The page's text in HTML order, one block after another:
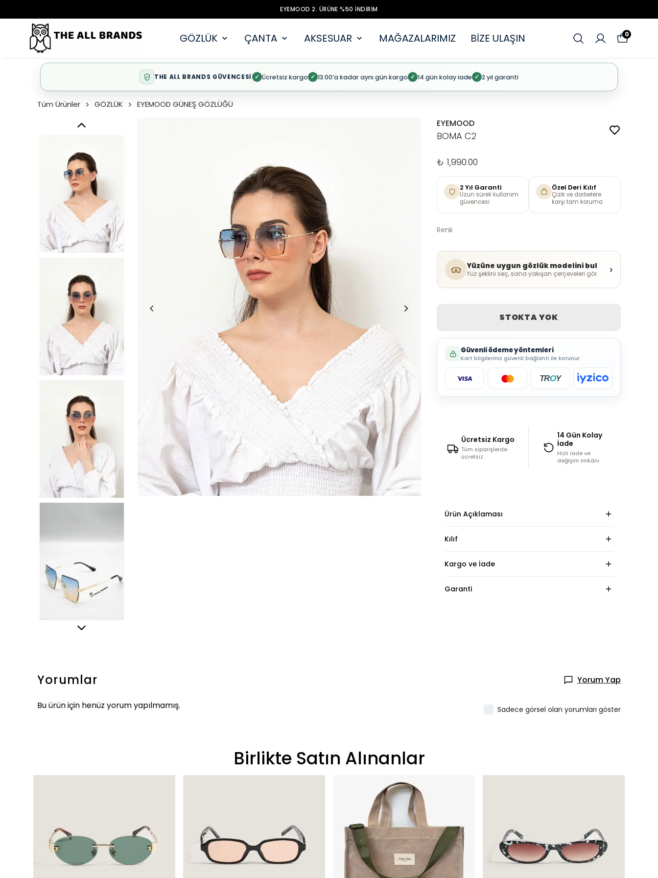
EYEMOOD 2. ÜRÜNE %50 İNDİRİM
GÖZLÜK ÇANTA AKSESUAR MAĞAZALARIMIZ BİZE ULAŞIN 0
THE ALL BRANDS GÜVENCESİ ✓ Ücretsiz kargo ✓ 13:00’a kadar aynı gün kargo ✓ 14 gün kolay iade ✓ 2 yıl garanti
Tüm Ürünler GÖZLÜK EYEMOOD GÜNEŞ GÖZLÜĞÜ
EYEMOOD
BOMA C2
₺ 1,990.00
2 Yıl Garanti
Uzun süreli kullanım
güvencesi
Özel Deri Kılıf
Çizik ve darbelere
karşı tam koruma
Renk
Yüzüne uygun gözlük modelini bul
Yüz şeklini seç, sana yakışan çerçeveleri gör. ›
STOKTA YOK
Güvenli ödeme yöntemleri
Kart bilgileriniz güvenli bağlantı ile korunur
TROY
Ücretsiz Kargo
Tüm siparişlerde
ücretsiz
14 Gün Kolay
İade
Hızlı iade ve
değişim imkânı
Ürün Açıklaması
Kılıf
Kargo ve İade
Garanti
Yorumlar Yorum Yap
Bu ürün için henüz yorum yapılmamış. Sadece görsel olan yorumları göster
Birlikte Satın Alınanlar